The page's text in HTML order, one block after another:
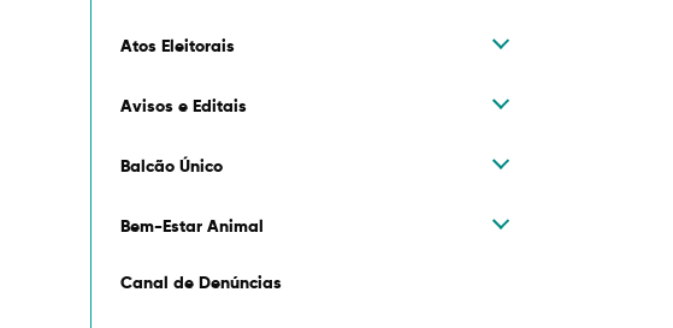
Atos Eleitorais
Avisos e Editais
Balcão Único
Bem-Estar Animal
Canal de Denúncias